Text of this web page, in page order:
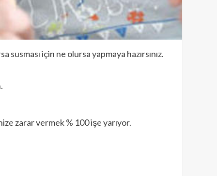
için ne olursa yapmaya hazırsınız.
zarar vermek % 100 işe yarıyor.